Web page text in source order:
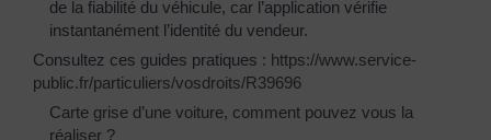
de la fiabilité du véhicule, car l’application vérifie
instantanément l’identité du vendeur.
Consultez ces guides pratiques : https://www.service-
public.fr/particuliers/vosdroits/R39696
Carte grise d’une voiture, comment pouvez vous la
réaliser ?